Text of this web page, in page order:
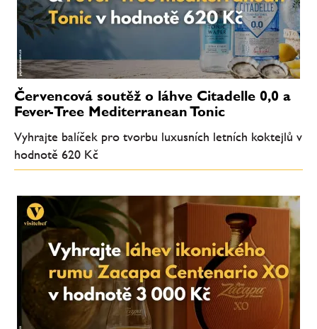
Červencová soutěž o láhve Citadelle 0,0 a
Fever-Tree Mediterranean Tonic
Vyhrajte balíček pro tvorbu luxusních letních koktejlů v
hodnotě 620 Kč